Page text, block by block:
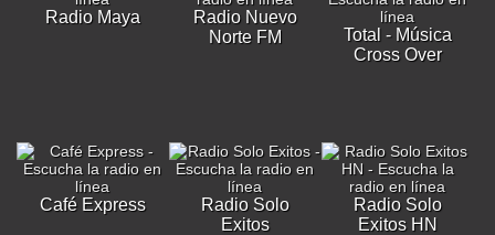
Radio Maya
Radio Nuevo
Norte FM
Total - Música
Cross Over
Café Express
Radio Solo
Exitos
Radio Solo
Exitos HN